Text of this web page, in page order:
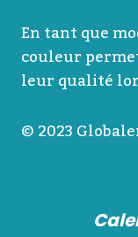
En tant que
couleur
leur qualité
© 2023